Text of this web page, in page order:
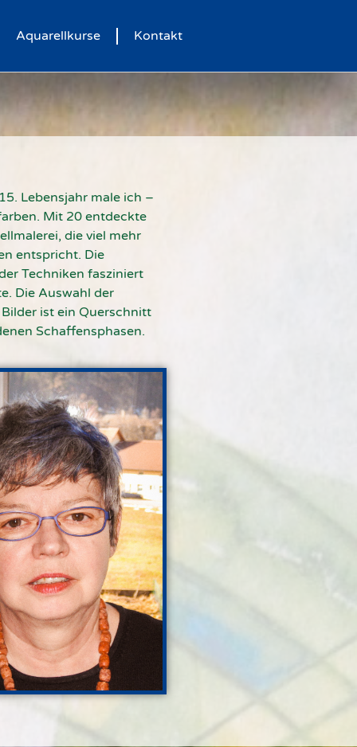
Aquarellkurse Kontakt
Lebensjahr male ich –
Mit 20 entdeckte
die viel mehr
entspricht. Die
Techniken fasziniert
Die Auswahl der
ist ein Querschnitt
Schaffensphasen.